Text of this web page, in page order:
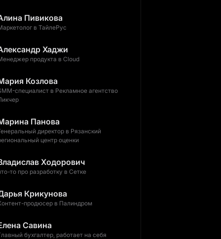
Пивикова
в ТайлеРус
Хаджи
продукта в Cloud
Козлова
специалист в Рекламное агентство
Панова
директор в Рязанский
центр оценки
Ходорович
то про разработку в Сетке
Крикунова
продюсер в Палиндром
Савина
бухгалтер, работает на себя